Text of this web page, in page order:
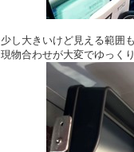
少し大きいけど見える範囲
現物合わせが大変でゆっく